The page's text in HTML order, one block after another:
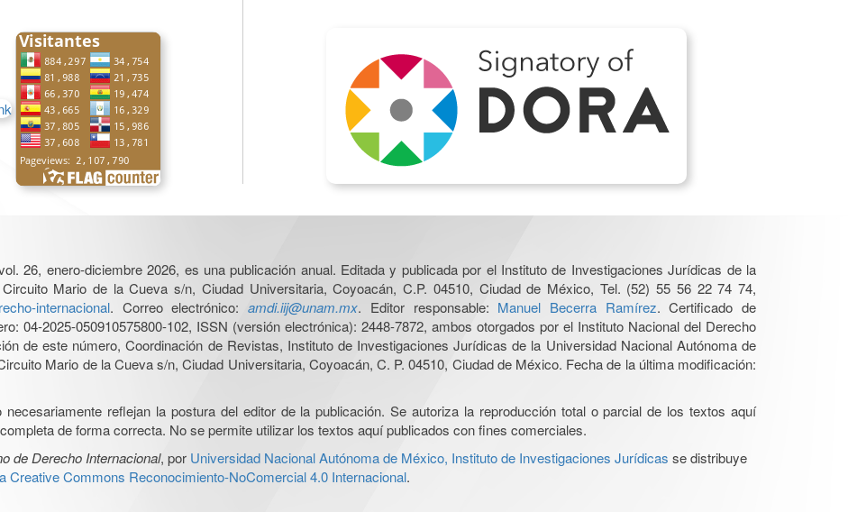
26, enero-diciembre 2026, es una publicación anual. Editada y publicada por el Instituto de Investigaciones Jurídicas de la
Mario de la Cueva s/n, Ciudad Universitaria, Coyoacán, C.P. 04510, Ciudad de México, Tel. (52) 55 56 22 74 74,
internacional. Correo electrónico:amdi.iij@unam.mx. Editor responsable: Manuel Becerra Ramírez. Certificado de
04-2025-050910575800-102, ISSN (versión electrónica): 2448-7872, ambos otorgados por el Instituto Nacional del Derecho
de este número, Coordinación de Revistas, Instituto de Investigaciones Jurídicas de la Universidad Nacional Autónoma de
Mario de la Cueva s/n, Ciudad Universitaria, Coyoacán, C. P. 04510, Ciudad de México. Fecha de la última modificación:
reflejan la postura del editor de la publicación. Se autoriza la reproducción total o parcial de los textos aquí
de forma correcta. No se permite utilizar los textos aquí publicados con fines comerciales.
de Derecho Internacional, por Universidad Nacional Autónoma de México, Instituto de Investigaciones Jurídicas se distribuye
Creative Commons Reconocimiento-NoComercial 4.0 Internacional.